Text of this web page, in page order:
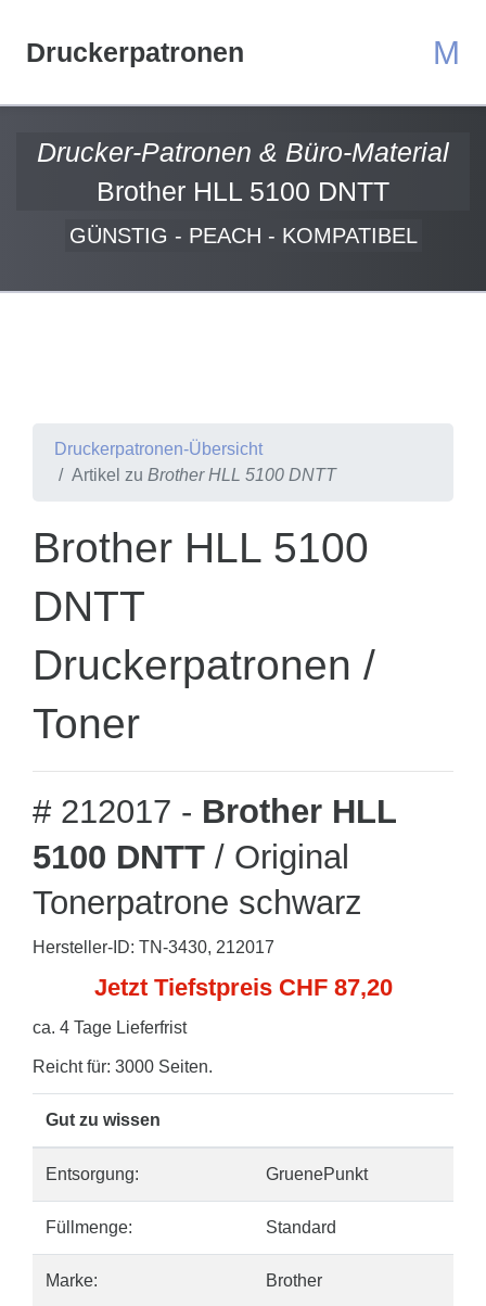
Druckerpatronen M
Drucker-Patronen & Büro-Material
Brother HLL 5100 DNTT
GÜNSTIG - PEACH - KOMPATIBEL
Druckerpatronen-Übersicht
Artikel zu Brother HLL 5100 DNTT
Brother HLL 5100
DNTT
Druckerpatronen /
Toner
# 212017 - Brother HLL
5100 DNTT / Original
Tonerpatrone schwarz
Hersteller-ID: TN-3430, 212017
Jetzt Tiefstpreis CHF 87,20
ca. 4 Tage Lieferfrist
Reicht für: 3000 Seiten.
Gut zu wissen
Entsorgung: GruenePunkt
Füllmenge: Standard
Marke: Brother